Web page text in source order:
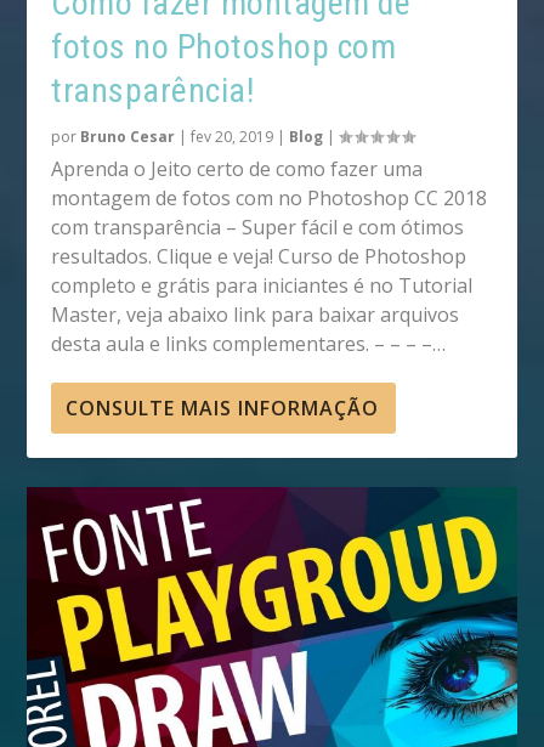
fotos no Photoshop com
transparência!
por Bruno Cesar |fev 20, 2019 | Blog |
Aprenda o Jeito certo de como fazer uma
montagem de fotos com no Photoshop CC 2018
com transparência – Super fácil e com ótimos
resultados. Clique e veja! Curso de Photoshop
completo e grátis para iniciantes é no Tutorial
Master, veja abaixo link para baixar arquivos
desta aula e links complementares. – – – –…
CONSULTE MAIS INFORMAÇÃO